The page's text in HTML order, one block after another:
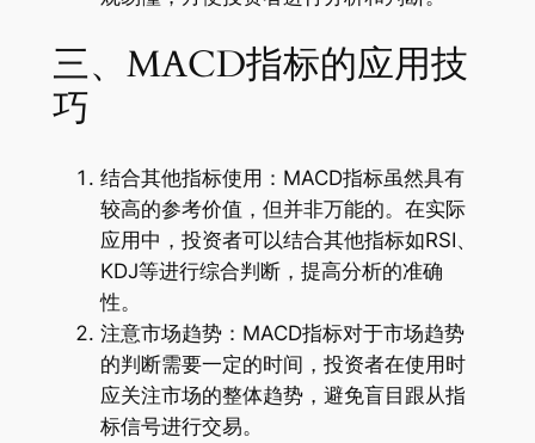
三、MACD指标的应用技
巧
结合其他指标使用：MACD指标虽然具有
较高的参考价值，但并非万能的。在实际
应用中，投资者可以结合其他指标如RSI、
KDJ等进行综合判断，提高分析的准确
性。
注意市场趋势：MACD指标对于市场趋势
的判断需要一定的时间，投资者在使用时
应关注市场的整体趋势，避免盲目跟从指
标信号进行交易。